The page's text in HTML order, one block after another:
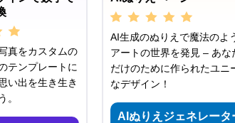
真をカスタムの
テンプレートに
い出を生き生き
。
AI生成のぬりえで魔法のよ
アートの世界を発見 – あな
だけのために作られたユニ
なデザイン！
AIぬりえジェネレータ